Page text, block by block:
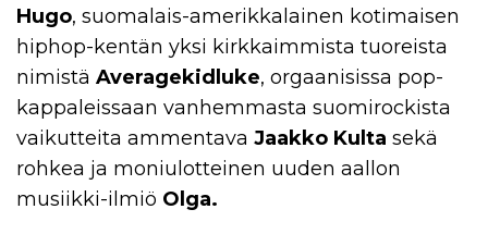
Hugo, suomalais-amerikkalainen kotimaisen
hiphop-kentän yksi kirkkaimmista tuoreista
nimistä Averagekidluke, orgaanisissa pop-
kappaleissaan vanhemmasta suomirockista
vaikutteita ammentava Jaakko Kulta sekä
rohkea ja moniulotteinen uuden aallon
musiikki-ilmiö Olga.